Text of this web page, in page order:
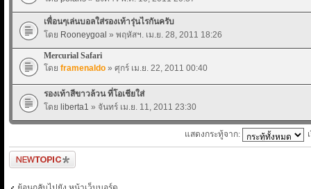
เพื่อนๆเล่นบอลใส่รองเท้ารุ่นไรกันครับ
โดย Rooneygoal » พฤหัสฯ. เม.ย. 28, 2011 18:26
Mercurial Safari
โดย framenaldo » ศุกร์ เม.ย. 22, 2011 00:40
รองเท้าสีขาวล้วน ที่โอเชียใส่
โดย liberta1 » จันทร์ เม.ย. 11, 2011 23:30
แสดงกระทู้จาก:
ตั้งกระทู้ใหม่